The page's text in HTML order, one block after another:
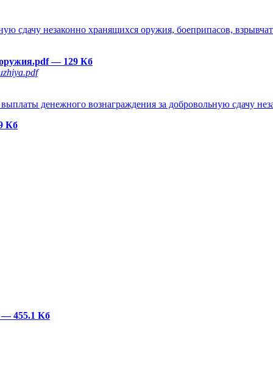
сдачу незаконно хранящихся оружия, боеприпасов,
оружия.pdf— 129 Кб
денежного вознаграждения за добровольную сдачу
Кб
— 455.1 Кб